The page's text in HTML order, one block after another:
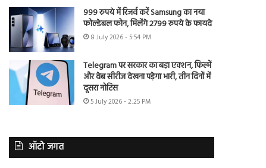
999 रुपये में रिजर्व करें Samsung का नया
फोल्डेबल फोन, मिलेंगे 2799 रुपये के फायदे
8 July 2026 - 5:54 PM
Telegram पर सरकार का बड़ा एक्शन, फिल्में
और वेब सीरीज देखना पड़ेगा भारी, तीन दिनों में
दूसरा नोटिस
5 July 2026 - 2:25 PM
ऑटो जगत